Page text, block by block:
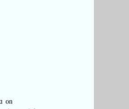
on
TikTok